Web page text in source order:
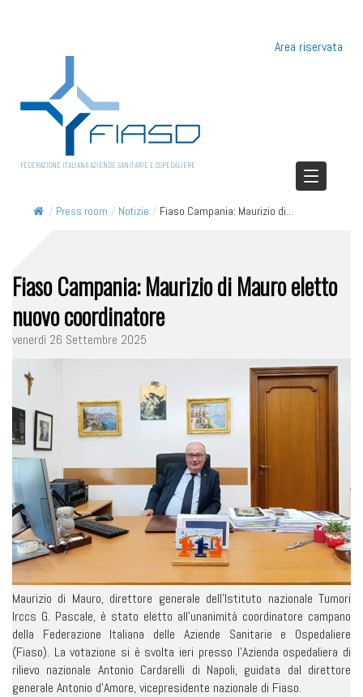
Area riservata
FEDERAZIONE ITALIANA AZIENDE SANITARIE E OSPEDALIERE
/ Press room / Notizie / Fiaso Campania: Maurizio di...
Fiaso Campania: Maurizio di Mauro eletto
nuovo coordinatore
venerdì 26 Settembre 2025
Maurizio di Mauro, direttore generale dell’Istituto nazionale Tumori
Irccs G. Pascale, è stato eletto all’unanimità coordinatore campano
della Federazione Italiana delle Aziende Sanitarie e Ospedaliere
(Fiaso). La votazione si è svolta ieri presso l’Azienda ospedaliera di
rilievo nazionale Antonio Cardarelli di Napoli, guidata dal direttore
generale Antonio d’Amore, vicepresidente nazionale di Fiaso.